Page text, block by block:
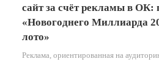
сайт за счёт рекламы в ОК:
«Новогоднего Миллиарда
лото»
Реклама, ориентированная на